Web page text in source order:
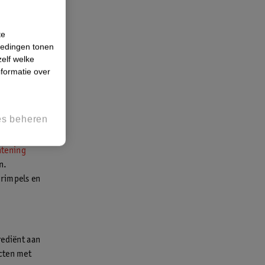
crème
die
en
en
aan
met
tonen
welke
over
beheren